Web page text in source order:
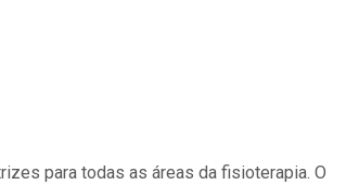
para todas as áreas da fisioterapia. O